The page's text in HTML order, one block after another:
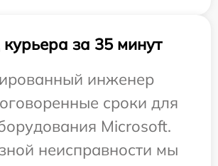
за 35 минут
инженер
сроки для
Microsoft.
неисправности мы